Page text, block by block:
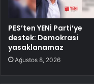
PES’ten YENİ Parti’ye
destek: Demokrasi
yasaklanamaz
Ağustos 8, 2026